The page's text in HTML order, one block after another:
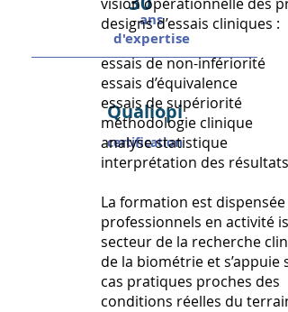
ans
d'expertise
Qualiopi
certification
designs d’essais cliniques :
essais de non-infériorité
essais d’équivalence
essais de supériorité
méthodologie clinique
analyse statistique
interprétation des résultats
La formation est dispensée
professionnels en activité
secteur de la recherche
de la biométrie et s’appuie
cas pratiques proches des
conditions réelles du terrain.